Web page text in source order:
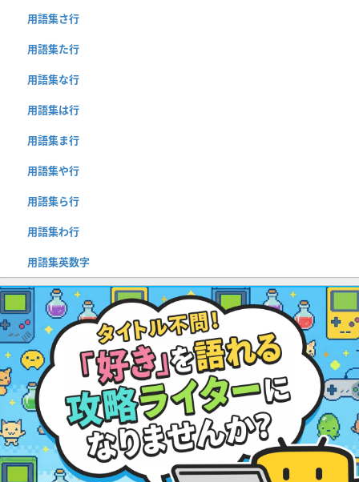
用語集さ行
用語集た行
用語集な行
用語集は行
用語集ま行
用語集や行
用語集ら行
用語集わ行
用語集英数字